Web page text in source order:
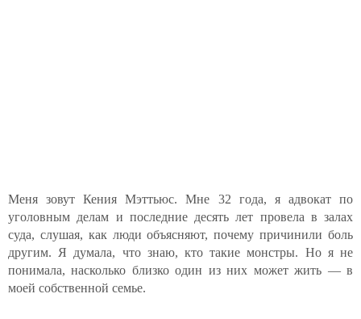
Меня зовут Кения Мэттьюс. Мне 32 года, я адвокат по
уголовным делам и последние десять лет провела в залах
суда, слушая, как люди объясняют, почему причинили боль
другим. Я думала, что знаю, кто такие монстры. Но я не
понимала, насколько близко один из них может жить — в
моей собственной семье.